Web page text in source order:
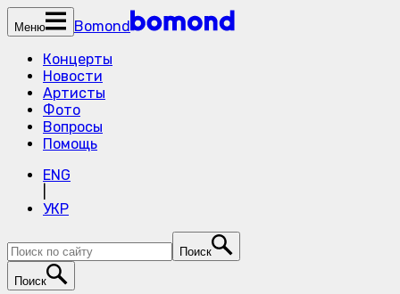
Меню
Bomond
Концерты
Новости
Артисты
Фото
Вопросы
Помощь
ENG
УКР
Поиск
Поиск